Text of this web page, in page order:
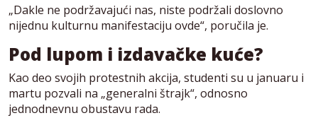
„Dakle ne podržavajući nas, niste podržali doslovno
nijednu kulturnu manifestaciju ovde“, poručila je.
Pod lupom i izdavačke kuće?
Kao deo svojih protestnih akcija, studenti su u januaru i
martu pozvali na „generalni štrajk“, odnosno
jednodnevnu obustavu rada.